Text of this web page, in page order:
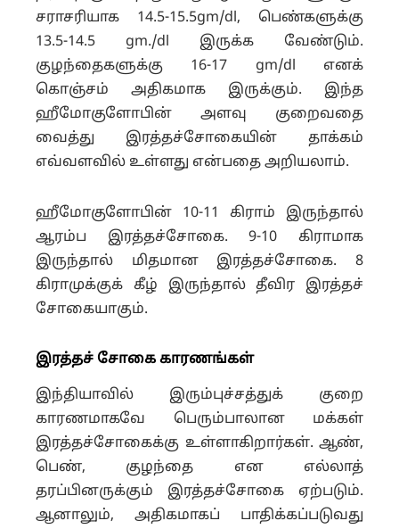
சராசரியாக 14.5-15.5gm/dl, பெண்களுக்கு
13.5-14.5 gm./dl இருக்க வேண்டும்.
குழந்தைகளுக்கு 16-17 gm/dl எனக்
கொஞ்சம் அதிகமாக இருக்கும். இந்த
ஹீமோகுளோபின் அளவு குறைவதை
வைத்து இரத்தச்சோகையின் தாக்கம்
எவ்வளவில் உள்ளது என்பதை அறியலாம்.
ஹீமோகுளோபின் 10-11 கிராம் இருந்தால்
ஆரம்ப இரத்தச்சோகை. 9-10 கிராமாக
இருந்தால் மிதமான இரத்தச்சோகை. 8
கிராமுக்குக் கீழ் இருந்தால் தீவிர இரத்தச்
சோகையாகும்.
இரத்தச் சோகை காரணங்கள்
இந்தியாவில் இரும்புச்சத்துக் குறை
காரணமாகவே பெரும்பாலான மக்கள்
இரத்தச்சோகைக்கு உள்ளாகிறார்கள். ஆண்,
பெண், குழந்தை என எல்லாத்
தரப்பினருக்கும் இரத்தச்சோகை ஏற்படும்.
ஆனாலும், அதிகமாகப் பாதிக்கப்படுவது